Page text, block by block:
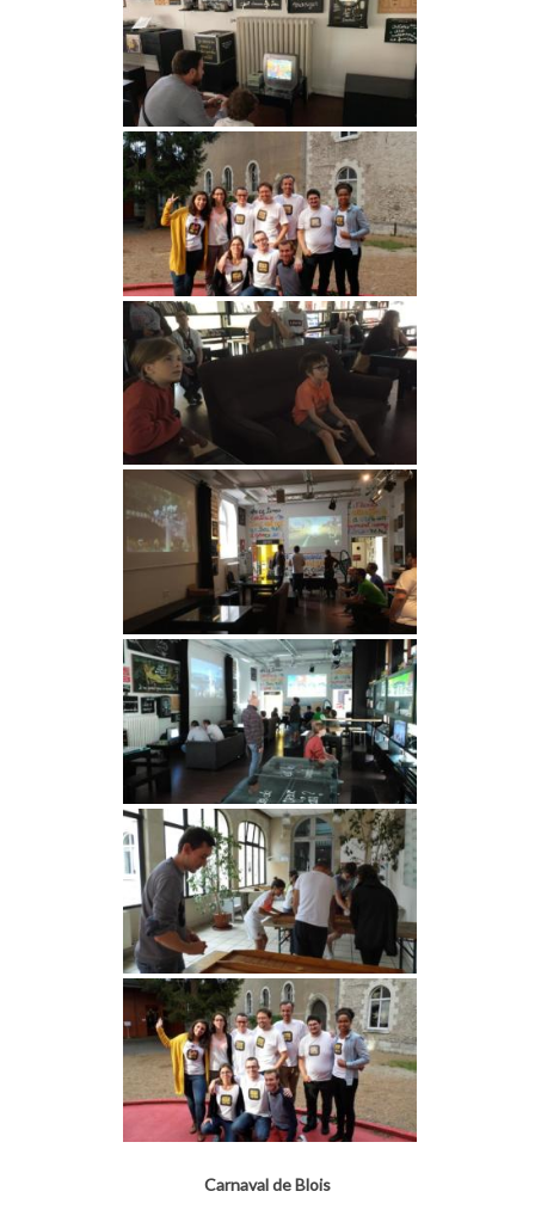
Carnaval de Blois